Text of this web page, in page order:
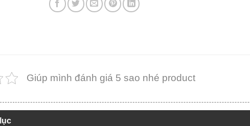
Giúp mình đánh giá 5 sao nhé product